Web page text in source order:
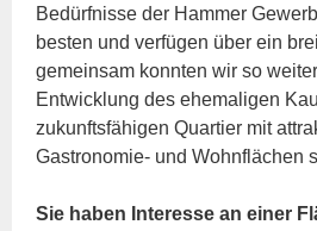
Bedürfnisse der Hammer
besten und verfügen über ein
gemeinsam konnten wir so
Entwicklung des ehemaligen
zukunftsfähigen Quartier mit
Gastronomie- und Wohnflächen
Sie haben Interesse an einer